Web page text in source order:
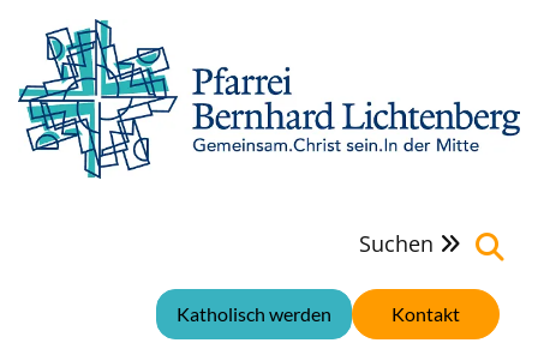
Suchen 
Kontakt
Katholisch werden